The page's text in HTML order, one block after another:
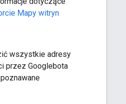
Mapy witryn
wszystkie adresy
przez Googlebota